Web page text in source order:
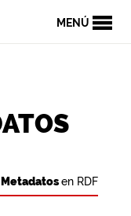
MENÚ
Metadatosen RDF